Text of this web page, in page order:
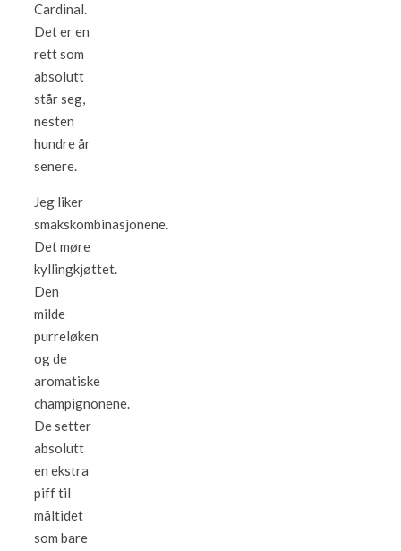
Cardinal.
Det er en
rett som
absolutt
står seg,
nesten
hundre år
senere.
Jeg liker
smakskombinasjonene.
Det møre
kyllingkjøttet.
Den
milde
purreløken
og de
aromatiske
champignonene.
De setter
absolutt
en ekstra
piff til
måltidet
som bare